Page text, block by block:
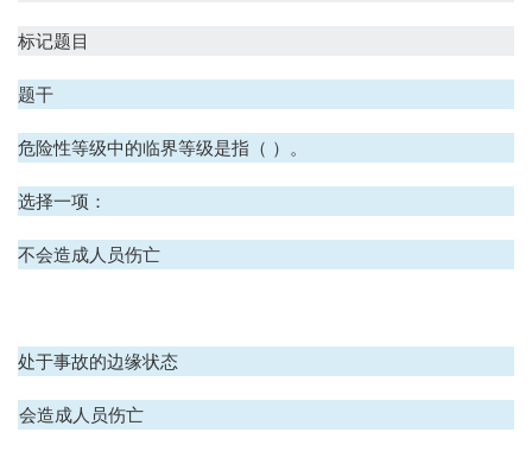
标记题目
题干
危险性等级中的临界等级是指（ ）。
选择一项：
不会造成人员伤亡
处于事故的边缘状态
会造成人员伤亡